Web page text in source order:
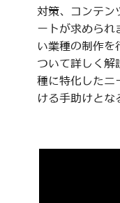
対策、コンテン
ートが求められ
い業種の制作を
ついて詳しく解
種に特化したニ
ける手助けとな